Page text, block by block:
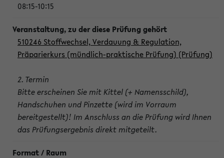
08:15-10:15
510246 Stoffwechsel, Verdauung & Regulation,
Präparierkurs (mündlich-praktische Prüfung) (Prüfung)
2. Termin
Bitte erscheinen Sie mit Kittel (+ Namensschild),
Handschuhen und Pinzette (wird im Vorraum
bereitgestellt)! Im Anschluss an die Prüfung wird Ihnen
das Prüfungsergebnis direkt mitgeteilt.